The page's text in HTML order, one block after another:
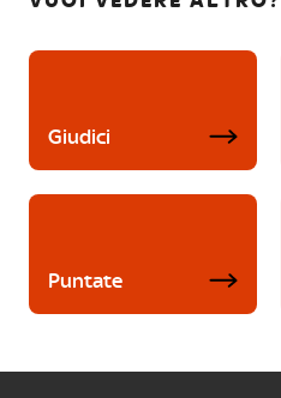
Giudici
Puntate